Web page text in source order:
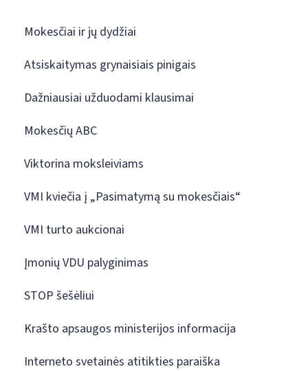
Mokesčiai ir jų dydžiai
Atsiskaitymas grynaisiais pinigais
Dažniausiai užduodami klausimai
Mokesčių ABC
Viktorina moksleiviams
VMI kviečia į „Pasimatymą su mokesčiais“
VMI turto aukcionai
Įmonių VDU palyginimas
STOP šešėliui
Krašto apsaugos ministerijos informacija
Interneto svetainės atitikties paraiška